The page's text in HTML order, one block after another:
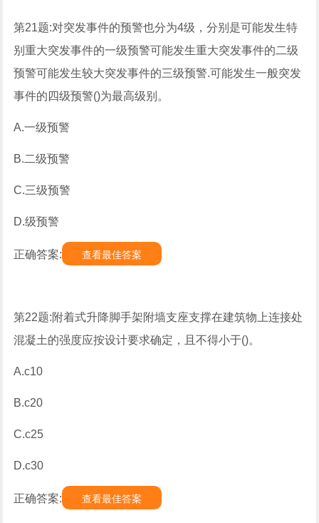
第21题:对突发事件的预警也分为4级，分别是可能发生特
别重大突发事件的一级预警可能发生重大突发事件的二级
预警可能发生较大突发事件的三级预警.可能发生一般突发
事件的四级预警()为最高级别。
A.一级预警
B.二级预警
C.三级预警
D.级预警
正确答案: 查看最佳答案
第22题:附着式升降脚手架附墙支座支撑在建筑物上连接处
混凝土的强度应按设计要求确定，且不得小于()。
A.c10
B.c20
C.c25
D.c30
正确答案: 查看最佳答案